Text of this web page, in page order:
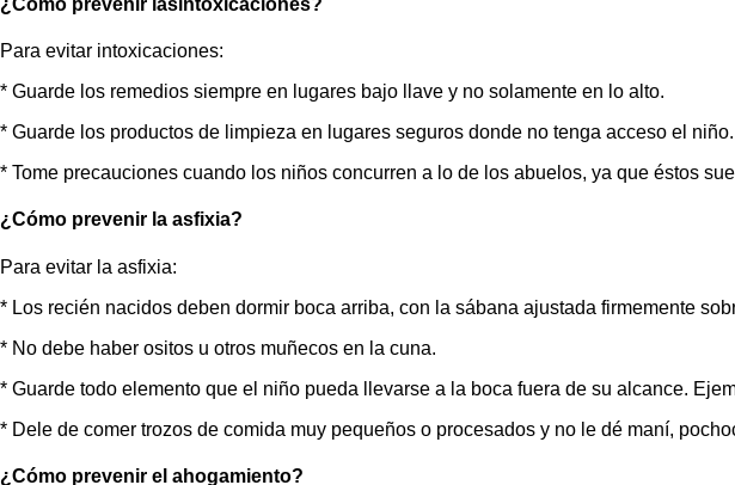
Para evitar intoxicaciones:
* Guarde los remedios siempre en lugares bajo llave y no solamente en lo alto.
* Guarde los productos de limpieza en lugares seguros donde no tenga acceso el niño.
* Tome precauciones cuando los niños concurren a lo de los abuelos, ya que éstos
¿Cómo prevenir la asfixia?
Para evitar la asfixia:
* Los recién nacidos deben dormir boca arriba, con la sábana ajustada firmemente
* No debe haber ositos u otros muñecos en la cuna.
* Guarde todo elemento que el niño pueda llevarse a la boca fuera de su alcance.
* Dele de comer trozos de comida muy pequeños o procesados y no le dé maní,
¿Cómo prevenir el ahogamiento?